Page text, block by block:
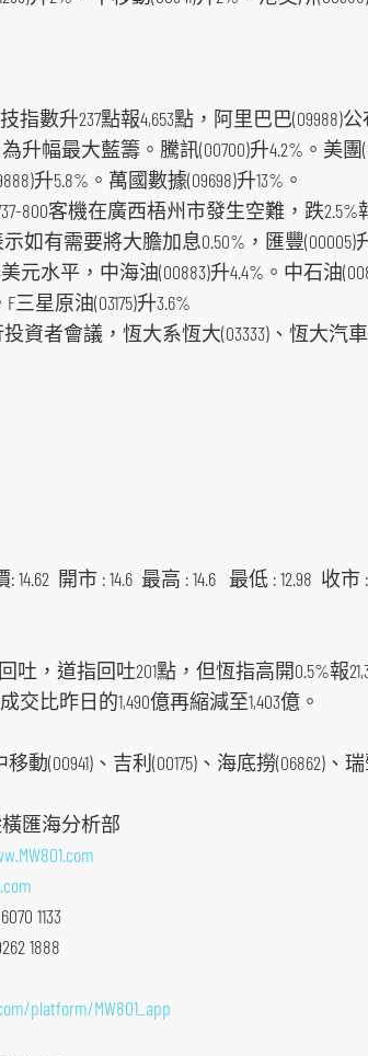
指數升237點報4,653點，阿里巴巴(09988)
為升幅最大藍籌。騰訊(00700)升4.2%。美團
升5.8%。萬國數據(09698)升13%。
800客機在廣西梧州市發生空難，跌2.5%報
有需要將大膽加息0.50%，匯豐(00005)升
元水平，中海油(00883)升4.4%。中石油
F三星原油(03175)升3.6%
資者會議，恆大系恆大(03333)、恆大汽車
14.62 開市 : 14.6 最高 : 14.6 最低 : 12.98 收
，道指回吐201點，但恆指高開0.5%報
交比昨日的1,490億再縮減至1,403億。
動(00941)、吉利(00175)、海底撈(06862)
匯海分析部
1133
1888
platform/MW801_app